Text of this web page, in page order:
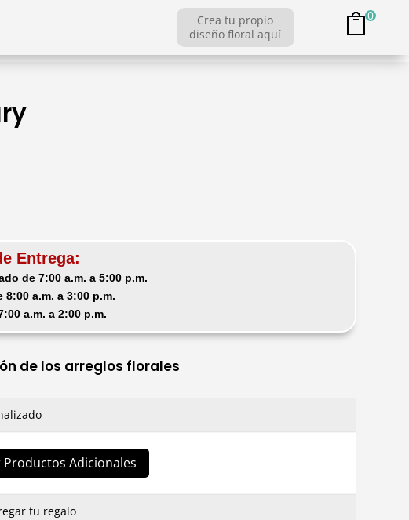
Crea tu propio
diseño floral aquí
0
Entrega:
de 7:00 a.m. a 5:00 p.m.
8:00 a.m. a 3:00 p.m.
a.m. a 2:00 p.m.
de los arreglos florales
Productos Adicionales
tu regalo